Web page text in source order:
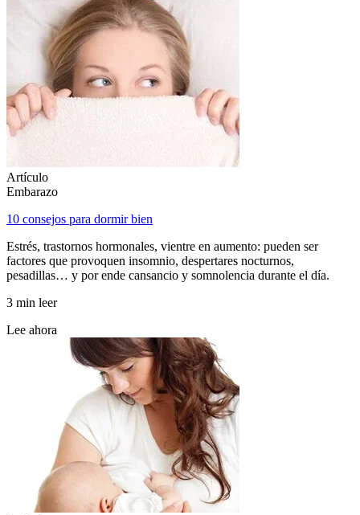
Artículo
Embarazo
10 consejos para dormir bien
Estrés, trastornos hormonales, vientre en aumento: pueden ser
factores que provoquen insomnio, despertares nocturnos,
pesadillas… y por ende cansancio y somnolencia durante el día.
3 min leer
Lee ahora